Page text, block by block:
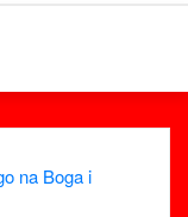
na Boga i